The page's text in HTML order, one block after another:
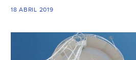
18 ABRIL 2019